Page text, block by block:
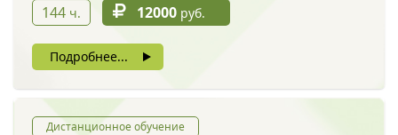
144 ч. 12000 руб.
Подробнее...
Дистанционное обучение